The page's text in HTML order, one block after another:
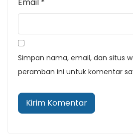
Email *
Simpan nama, email, dan situs
peramban ini untuk komentar